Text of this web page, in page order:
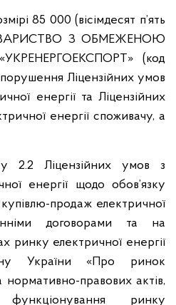
85 000 (вісімдесят п’ять
З ОБМЕЖЕНОЮ
(код
Ліцензійних умов
енергії та Ліцензійних
енергії споживачу, а
2.2 Ліцензійних умов з
енергії щодо обов’язку
купівлю-продаж електричної
договорами та на
ринку електричної енергії
України «Про ринок
нормативно-правових актів,
ринку